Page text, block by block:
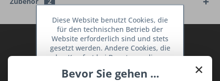
Abonnieren Sie den kostenlosen Deine
TraumKüche Newsletter und verpassen
dem Traum Küchen - Shop.
×
Bevor Sie gehen ...
Diese Website benutzt Cookies, die
für den technischen Betrieb der
Website erforderlich sind und stets
gesetzt werden. Andere Cookies, die
den Komfort bei Benutzung dieser
dienen oder die Interaktion mit